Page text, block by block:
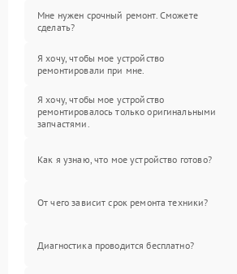
Мне нужен срочный ремонт. Сможете
сделать?
Я хочу, чтобы мое устройство
ремонтировали при мне.
Я хочу, чтобы мое устройство
ремонтировалось только оригинальными
запчастями.
Как я узнаю, что мое устройство готово?
От чего зависит срок ремонта техники?
Диагностика проводится бесплатно?